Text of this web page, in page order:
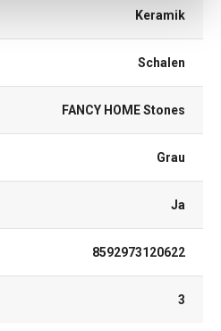
Keramik
Schalen
FANCY HOME Stones
Grau
Ja
8592973120622
3